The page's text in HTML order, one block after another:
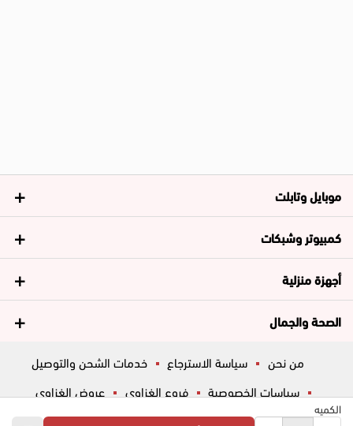
الكميه
موبايل وتابلت
كمبيوتر وشبكات
أجهزة منزلية
الصحة والجمال
من نحن سياسة الاسترجاع
خدمات الشحن والتوصيل
سياسات الخصوصية
فروع الغزاوي
عروض الغزاوي
المساعدة
ڤاليو أسئلة شائعة